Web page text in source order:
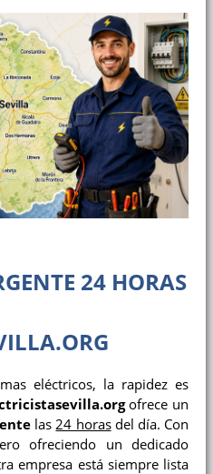
24 HORAS
eléctricos, la rapidez es
ofrece un
las24 horasdel día. Con
ofreciendo un dedicado
empresa está siempre lista